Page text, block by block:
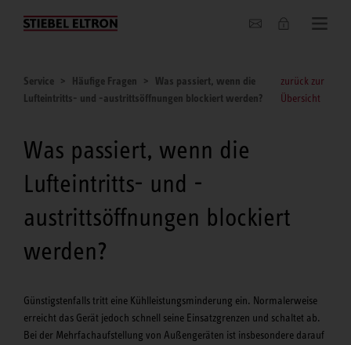
Unternehmen
Service Häufige Fragen
Was passiert, wenn die
Lufteintritts- und -austrittsöffnungen blockiert werden?
zurück zur
Übersicht
Was passiert, wenn die
Lufteintritts- und -
austrittsöffnungen blockiert
werden?
Günstigstenfalls tritt eine Kühlleistungsminderung ein. Normalerweise
erreicht das Gerät jedoch schnell seine Einsatzgrenzen und schaltet ab.
Bei der Mehrfachaufstellung von Außengeräten ist insbesondere darauf